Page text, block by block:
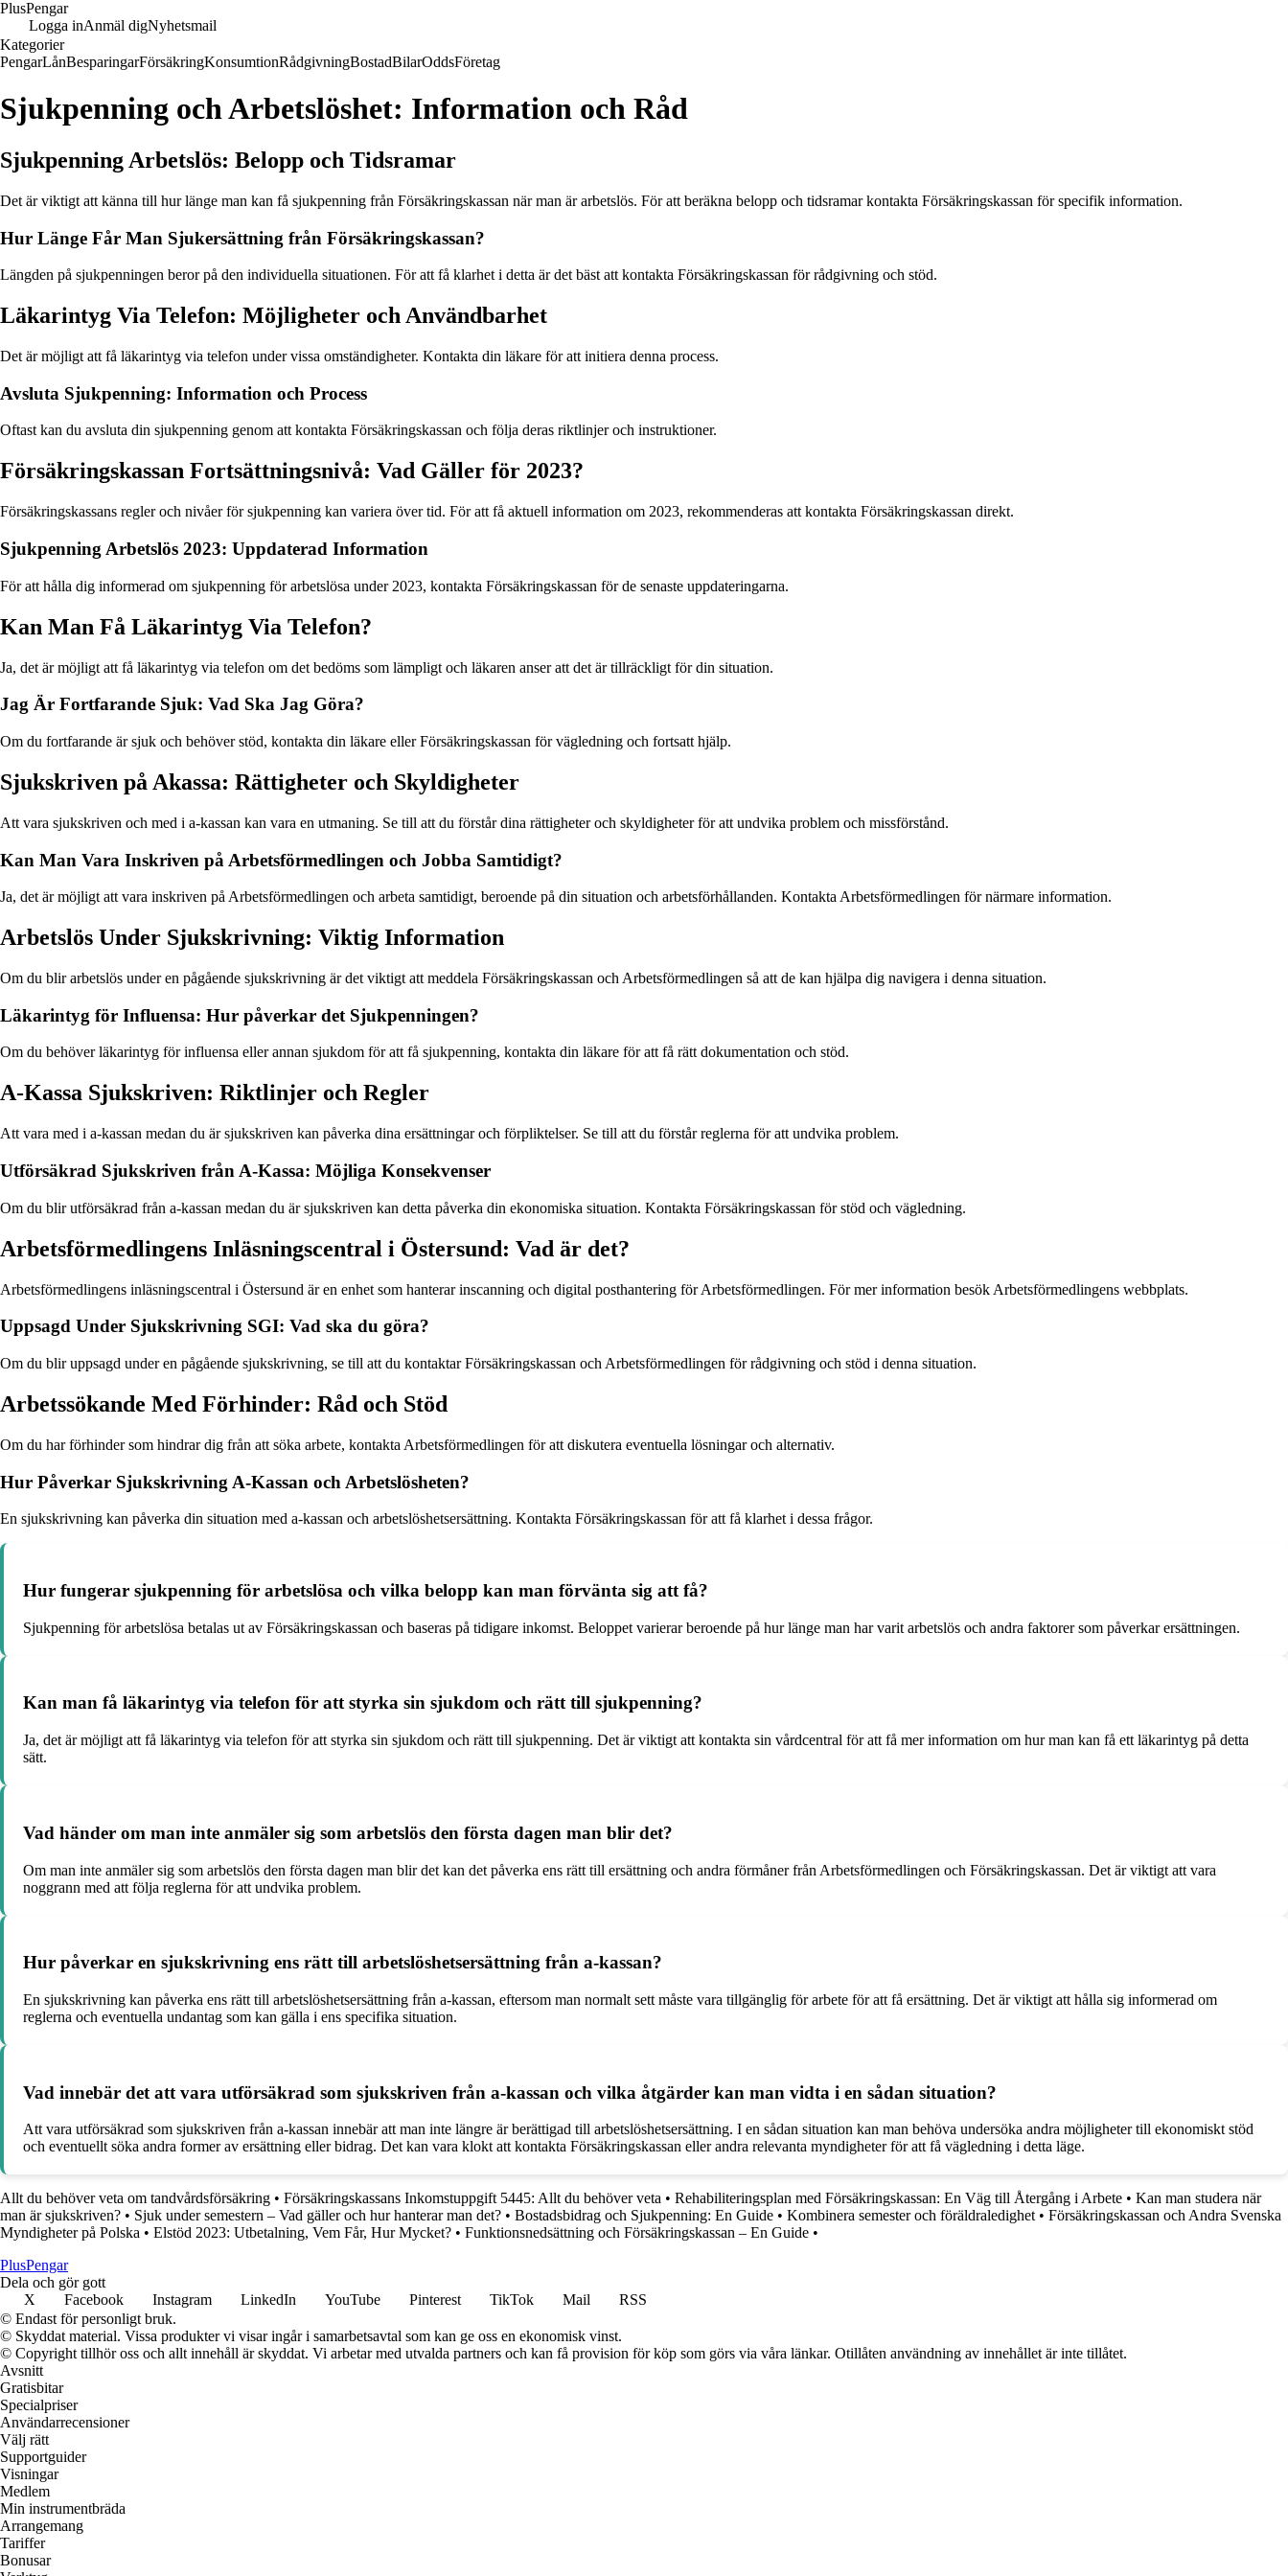
PlusPengar
Logga inAnmäl digNyhetsmail
Kategorier
PengarLånBesparingarFörsäkringKonsumtionRådgivningBostadBilarOddsFöretag
Sjukpenning och Arbetslöshet: Information och Råd
Sjukpenning Arbetslös: Belopp och Tidsramar
Det är viktigt att känna till hur länge man kan få sjukpenning från Försäkringskassan när man är arbetslös. För att beräkna belopp och tidsramar kontakta Försäkringskassan för specifik information.
Hur Länge Får Man Sjukersättning från Försäkringskassan?
Längden på sjukpenningen beror på den individuella situationen. För att få klarhet i detta är det bäst att kontakta Försäkringskassan för rådgivning och stöd.
Läkarintyg Via Telefon: Möjligheter och Användbarhet
Det är möjligt att få läkarintyg via telefon under vissa omständigheter. Kontakta din läkare för att initiera denna process.
Avsluta Sjukpenning: Information och Process
Oftast kan du avsluta din sjukpenning genom att kontakta Försäkringskassan och följa deras riktlinjer och instruktioner.
Försäkringskassan Fortsättningsnivå: Vad Gäller för 2023?
Försäkringskassans regler och nivåer för sjukpenning kan variera över tid. För att få aktuell information om 2023, rekommenderas att kontakta Försäkringskassan direkt.
Sjukpenning Arbetslös 2023: Uppdaterad Information
För att hålla dig informerad om sjukpenning för arbetslösa under 2023, kontakta Försäkringskassan för de senaste uppdateringarna.
Kan Man Få Läkarintyg Via Telefon?
Ja, det är möjligt att få läkarintyg via telefon om det bedöms som lämpligt och läkaren anser att det är tillräckligt för din situation.
Jag Är Fortfarande Sjuk: Vad Ska Jag Göra?
Om du fortfarande är sjuk och behöver stöd, kontakta din läkare eller Försäkringskassan för vägledning och fortsatt hjälp.
Sjukskriven på Akassa: Rättigheter och Skyldigheter
Att vara sjukskriven och med i a-kassan kan vara en utmaning. Se till att du förstår dina rättigheter och skyldigheter för att undvika problem och missförstånd.
Kan Man Vara Inskriven på Arbetsförmedlingen och Jobba Samtidigt?
Ja, det är möjligt att vara inskriven på Arbetsförmedlingen och arbeta samtidigt, beroende på din situation och arbetsförhållanden. Kontakta Arbetsförmedlingen för närmare information.
Arbetslös Under Sjukskrivning: Viktig Information
Om du blir arbetslös under en pågående sjukskrivning är det viktigt att meddela Försäkringskassan och Arbetsförmedlingen så att de kan hjälpa dig navigera i denna situation.
Läkarintyg för Influensa: Hur påverkar det Sjukpenningen?
Om du behöver läkarintyg för influensa eller annan sjukdom för att få sjukpenning, kontakta din läkare för att få rätt dokumentation och stöd.
A-Kassa Sjukskriven: Riktlinjer och Regler
Att vara med i a-kassan medan du är sjukskriven kan påverka dina ersättningar och förpliktelser. Se till att du förstår reglerna för att undvika problem.
Utförsäkrad Sjukskriven från A-Kassa: Möjliga Konsekvenser
Om du blir utförsäkrad från a-kassan medan du är sjukskriven kan detta påverka din ekonomiska situation. Kontakta Försäkringskassan för stöd och vägledning.
Arbetsförmedlingens Inläsningscentral i Östersund: Vad är det?
Arbetsförmedlingens inläsningscentral i Östersund är en enhet som hanterar inscanning och digital posthantering för Arbetsförmedlingen. För mer information besök Arbetsförmedlingens webbplats.
Uppsagd Under Sjukskrivning SGI: Vad ska du göra?
Om du blir uppsagd under en pågående sjukskrivning, se till att du kontaktar Försäkringskassan och Arbetsförmedlingen för rådgivning och stöd i denna situation.
Arbetssökande Med Förhinder: Råd och Stöd
Om du har förhinder som hindrar dig från att söka arbete, kontakta Arbetsförmedlingen för att diskutera eventuella lösningar och alternativ.
Hur Påverkar Sjukskrivning A-Kassan och Arbetslösheten?
En sjukskrivning kan påverka din situation med a-kassan och arbetslöshetsersättning. Kontakta Försäkringskassan för att få klarhet i dessa frågor.
Hur fungerar sjukpenning för arbetslösa och vilka belopp kan man förvänta sig att få?
Sjukpenning för arbetslösa betalas ut av Försäkringskassan och baseras på tidigare inkomst. Beloppet varierar beroende på hur länge man har varit arbetslös och andra faktorer som påverkar ersättningen.
Kan man få läkarintyg via telefon för att styrka sin sjukdom och rätt till sjukpenning?
Ja, det är möjligt att få läkarintyg via telefon för att styrka sin sjukdom och rätt till sjukpenning. Det är viktigt att kontakta sin vårdcentral för att få mer information om hur man kan få ett läkarintyg på detta
sätt.
Vad händer om man inte anmäler sig som arbetslös den första dagen man blir det?
Om man inte anmäler sig som arbetslös den första dagen man blir det kan det påverka ens rätt till ersättning och andra förmåner från Arbetsförmedlingen och Försäkringskassan. Det är viktigt att vara
noggrann med att följa reglerna för att undvika problem.
Hur påverkar en sjukskrivning ens rätt till arbetslöshetsersättning från a-kassan?
En sjukskrivning kan påverka ens rätt till arbetslöshetsersättning från a-kassan, eftersom man normalt sett måste vara tillgänglig för arbete för att få ersättning. Det är viktigt att hålla sig informerad om
reglerna och eventuella undantag som kan gälla i ens specifika situation.
Vad innebär det att vara utförsäkrad som sjukskriven från a-kassan och vilka åtgärder kan man vidta i en sådan situation?
Att vara utförsäkrad som sjukskriven från a-kassan innebär att man inte längre är berättigad till arbetslöshetsersättning. I en sådan situation kan man behöva undersöka andra möjligheter till ekonomiskt stöd
och eventuellt söka andra former av ersättning eller bidrag. Det kan vara klokt att kontakta Försäkringskassan eller andra relevanta myndigheter för att få vägledning i detta läge.
Allt du behöver veta om tandvårdsförsäkring • Försäkringskassans Inkomstuppgift 5445: Allt du behöver veta • Rehabiliteringsplan med Försäkringskassan: En Väg till Återgång i Arbete • Kan man studera när
man är sjukskriven? • Sjuk under semestern – Vad gäller och hur hanterar man det? • Bostadsbidrag och Sjukpenning: En Guide • Kombinera semester och föräldraledighet• Försäkringskassan och Andra Svenska
Myndigheter på Polska • Elstöd 2023: Utbetalning, Vem Får, Hur Mycket? • Funktionsnedsättning och Försäkringskassan – En Guide •
PlusPengar
Dela och gör gott
X
Facebook Instagram LinkedIn YouTube Pinterest TikTok Mail
RSS
© Endast för personligt bruk.
© Skyddat material. Vissa produkter vi visar ingår i samarbetsavtal som kan ge oss en ekonomisk vinst.
© Copyright tillhör oss och allt innehåll är skyddat. Vi arbetar med utvalda partners och kan få provision för köp som görs via våra länkar. Otillåten användning av innehållet är inte tillåtet.
Avsnitt
Gratisbitar
Specialpriser
Användarrecensioner
Välj rätt
Supportguider
Visningar
Medlem
Min instrumentbräda
Arrangemang
Tariffer
Bonusar